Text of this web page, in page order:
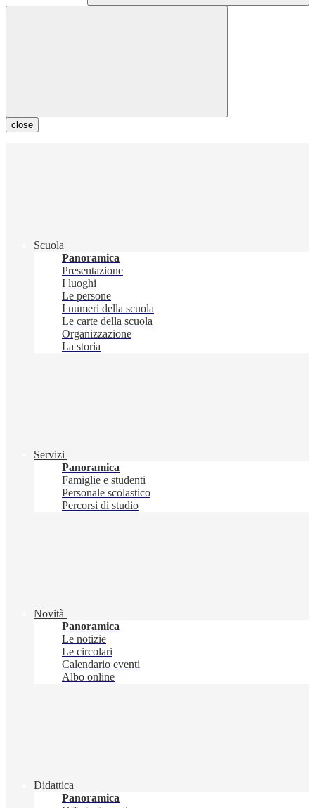
close
Scuola
Panoramica
Presentazione
I luoghi
Le persone
I numeri della scuola
Le carte della scuola
Organizzazione
La storia
Servizi
Panoramica
Famiglie e studenti
Personale scolastico
Percorsi di studio
Novità
Panoramica
Le notizie
Le circolari
Calendario eventi
Albo online
Didattica
Panoramica